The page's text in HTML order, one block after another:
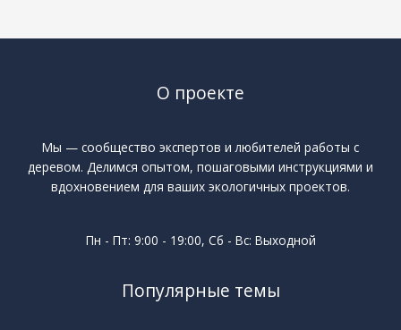
О проекте
Мы — сообщество экспертов и любителей работы с
деревом. Делимся опытом, пошаговыми инструкциями и
вдохновением для ваших экологичных проектов.
Пн - Пт: 9:00 - 19:00, Сб - Вс: Выходной
Популярные темы